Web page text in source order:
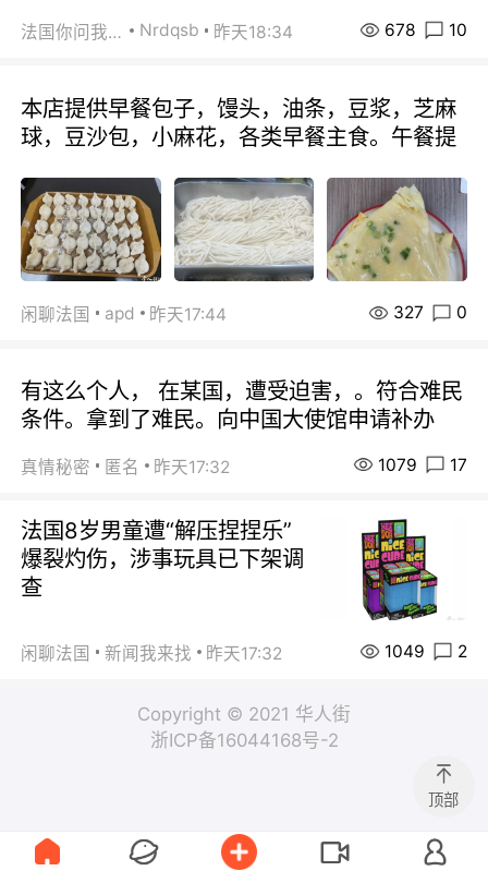
法国你问我答 Nrdqsb 昨天18:34 678 10
本店提供早餐包子，馒头，油条，豆浆，芝麻
球，豆沙包，小麻花，各类早餐主食。午餐提
闲聊法国 apd 昨天17:44 327 0
有这么个人， 在某国，遭受迫害，。符合难民
条件。拿到了难民。向中国大使馆申请补办
真情秘密 匿名 昨天17:32 1079 17
法国8岁男童遭“解压捏捏乐”
爆裂灼伤，涉事玩具已下架调
查
闲聊法国 新闻我来找 昨天17:32 1049 2
Copyright © 2021 华人街
浙ICP备16044168号-2
顶部